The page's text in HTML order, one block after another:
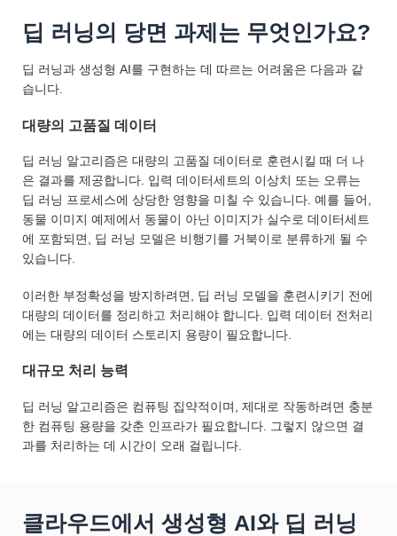
딥 러닝의 당면 과제는 무엇인가요?
딥 러닝과 생성형 AI를 구현하는 데 따르는 어려움은 다음과 같
습니다.
대량의 고품질 데이터
딥 러닝 알고리즘은 대량의 고품질 데이터로 훈련시킬 때 더 나
은 결과를 제공합니다. 입력 데이터세트의 이상치 또는 오류는
딥 러닝 프로세스에 상당한 영향을 미칠 수 있습니다. 예를 들어,
동물 이미지 예제에서 동물이 아닌 이미지가 실수로 데이터세트
에 포함되면, 딥 러닝 모델은 비행기를 거북이로 분류하게 될 수
있습니다.
이러한 부정확성을 방지하려면, 딥 러닝 모델을 훈련시키기 전에
대량의 데이터를 정리하고 처리해야 합니다. 입력 데이터 전처리
에는 대량의 데이터 스토리지 용량이 필요합니다.
대규모 처리 능력
딥 러닝 알고리즘은 컴퓨팅 집약적이며, 제대로 작동하려면 충분
한 컴퓨팅 용량을 갖춘 인프라가 필요합니다. 그렇지 않으면 결
과를 처리하는 데 시간이 오래 걸립니다.
클라우드에서 생성형 AI와 딥 러닝